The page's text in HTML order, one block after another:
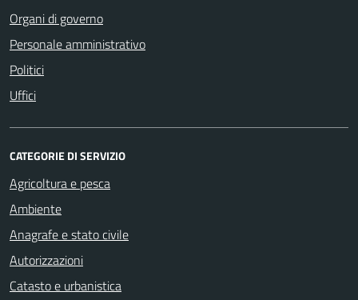
Organi di governo
Personale amministrativo
Politici
Uffici
CATEGORIE DI SERVIZIO
Agricoltura e pesca
Ambiente
Anagrafe e stato civile
Autorizzazioni
Catasto e urbanistica